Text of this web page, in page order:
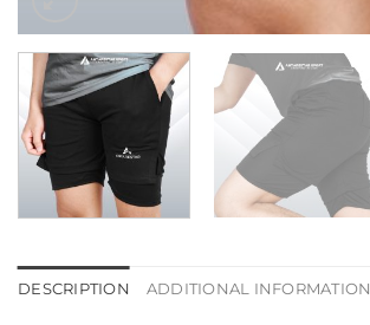
DESCRIPTION ADDITIONAL INFORMATION